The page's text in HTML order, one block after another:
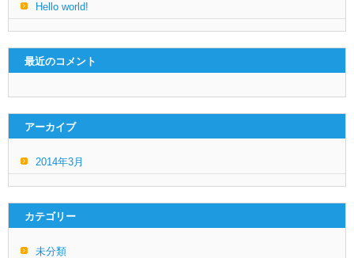
Hello world!
最近のコメント
アーカイブ
2014年3月
カテゴリー
未分類